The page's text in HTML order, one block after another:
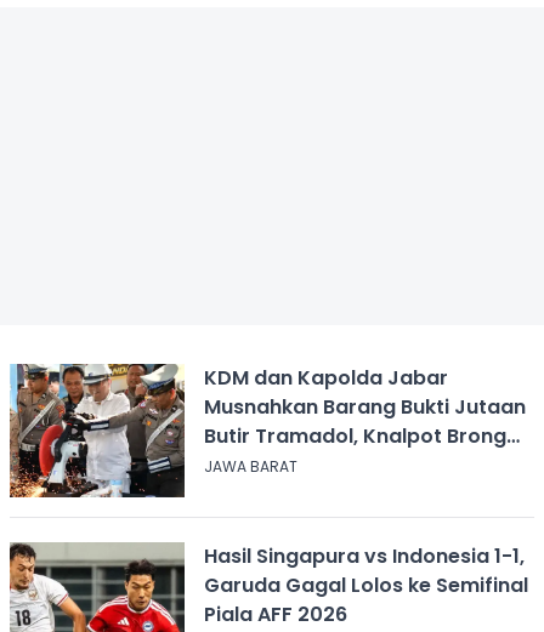
KDM dan Kapolda Jabar
Musnahkan Barang Bukti Jutaan
Butir Tramadol, Knalpot Brong
hingga Miras
JAWA BARAT
Hasil Singapura vs Indonesia 1-1,
Garuda Gagal Lolos ke Semifinal
Piala AFF 2026